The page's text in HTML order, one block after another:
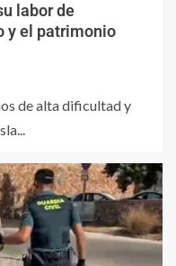
labor de
y el patrimonio
de alta dificultad y